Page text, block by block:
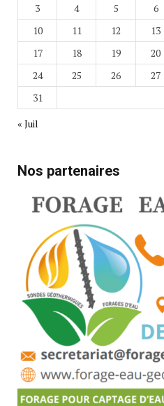
3
4 5 6
10
11 12 13
17
18 19 20
24
25 26 27
31
« Juil
Nos partenaires